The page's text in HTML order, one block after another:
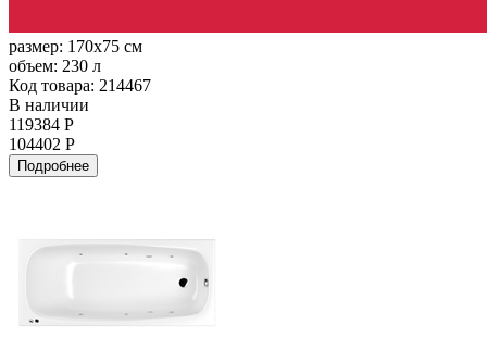
размер: 170x75 см
объем: 230 л
Код товара: 214467
В наличии
119384 Р
104402 Р
Подробнее